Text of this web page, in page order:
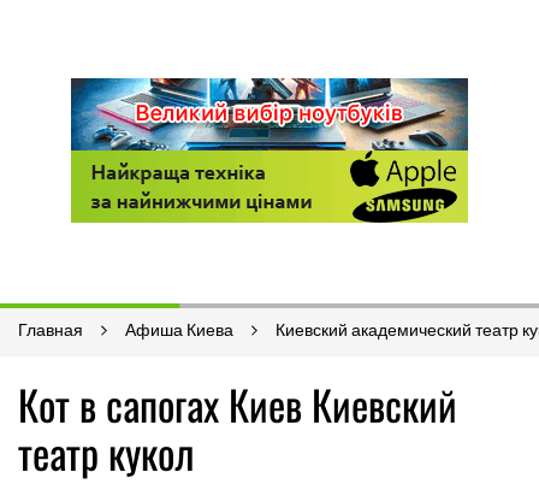
Главная Афиша Киева Киевский академический театр
Кот в сапогах Киев Киевский
театр кукол